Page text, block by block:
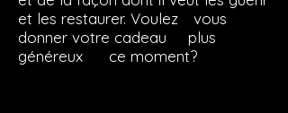
et les restaurer. Voulez
vous
donner votre cadeau
plus
généreux
ce moment?